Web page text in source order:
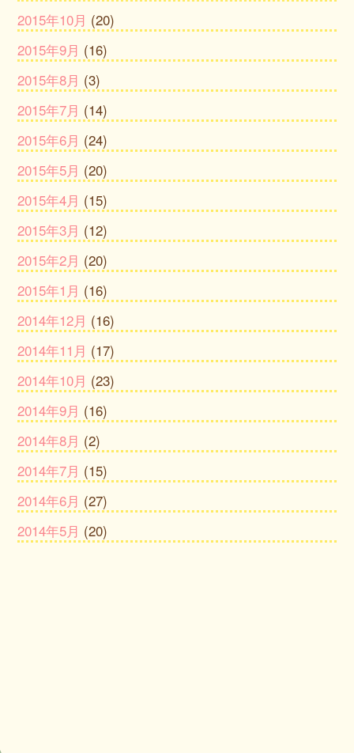
2015年10月 (20)
2015年9月 (16)
2015年8月 (3)
2015年7月 (14)
2015年6月 (24)
2015年5月 (20)
2015年4月 (15)
2015年3月 (12)
2015年2月 (20)
2015年1月 (16)
2014年12月 (16)
2014年11月 (17)
2014年10月 (23)
2014年9月 (16)
2014年8月 (2)
2014年7月 (15)
2014年6月 (27)
2014年5月 (20)